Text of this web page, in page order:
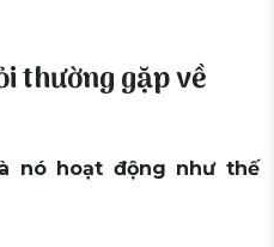
thường gặp về
nó hoạt động như thế